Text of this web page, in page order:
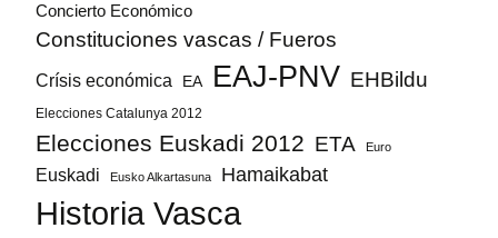
Concierto Económico
Constituciones vascas / Fueros
Crísis económica EA EAJ-PNV EHBildu
Elecciones Catalunya 2012
Elecciones Euskadi 2012 ETA Euro
Euskadi Eusko Alkartasuna Hamaikabat
Historia Vasca